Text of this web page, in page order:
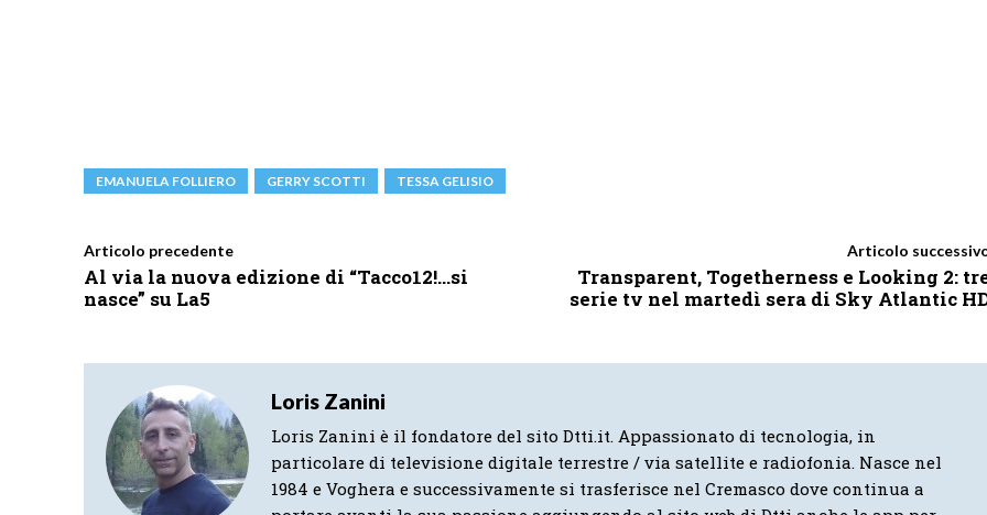
EMANUELA FOLLIERO GERRY SCOTTI TESSA GELISIO
Articolo precedente
Al via la nuova edizione di “Tacco12!…si
nasce” su La5
Articolo
Transparent, Togetherness e Looking 2:
serie tv nel martedì sera di Sky Atlantic
Loris Zanini
Loris Zanini è il fondatore del sito Dtti.it. Appassionato di tecnologia, in
particolare di televisione digitale terrestre / via satellite e radiofonia. Nasce nel
1984 e Voghera e successivamente si trasferisce nel Cremasco dove continua a